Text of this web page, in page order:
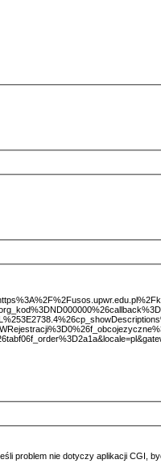
problem nie dotyczy aplikacji CGI,